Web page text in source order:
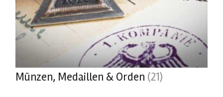
Münzen, Medaillen & Orden (21)